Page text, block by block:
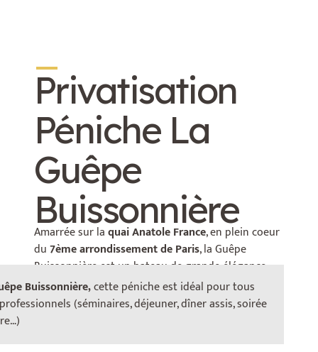
Privatisation
Péniche La
Guêpe
Buissonnière
Buissonnière,cette péniche est idéal pour tous
(séminaires, déjeuner, dîner assis, soirée
Amarrée sur laquai Anatole France, en plein coeur
du7ème arrondissement de Paris, la Guêpe
Buissonnière est un bateau de grande élégance,
bénéficiant d’un très beau volume, un espace
confortable et modulable, que vous pouvez